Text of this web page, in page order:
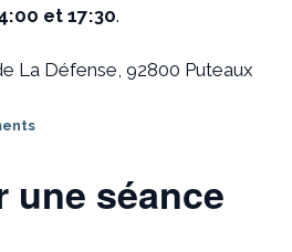
et 17:30.
La Défense, 92800 Puteaux
une séance